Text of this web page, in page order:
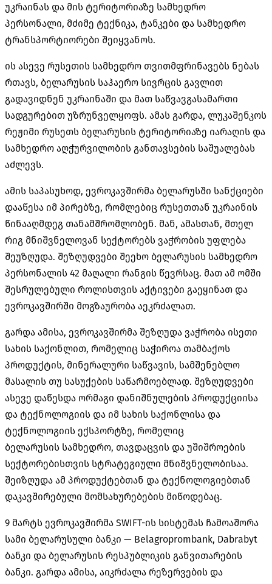
უკრაინას და მის ტერიტორიაზე სამხედრო
პერსონალი, მძიმე ტექნიკა, ტანკები და სამხედრო
ტრანსპორტიორები შეიყვანოს.
ის ასევე რუსეთის სამხედრო თვითმფრინავებს ნებას
რთავს, ბელარუსის საჰაერო სივრცის გავლით
გადავიდნენ უკრაინაში და მათ საწვავგასამართი
სადგურებით უზრუნველყოფს. ამას გარდა, ლუკაშენკოს
რეჟიმი რუსეთს ბელარუსის ტერიტორიაზე იარაღის და
სამხედრო აღჭურვილობის განთავსების საშუალებას
აძლევს.
ამის საპასუხოდ, ევროკავშირმა ბელარუსში სანქციები
დააწესა იმ პირებზე, რომლებიც რუსეთთან უკრაინის
წინააღმდეგ თანამშრომლობენ. მან, ამასთან, მთელ
რიგ მნიშვნელოვან სექტორებს ვაჭრობის უფლება
შეუზღუდა. შეზღუდვები შეეხო ბელარუსის სამხედრო
პერსონალის 42 მაღალი რანგის წევრსაც. მათ ამ ომში
შესრულებული როლისთვის აქტივები გაეყინათ და
ევროკავშირში მოგზაურობა აეკრძალათ.
გარდა ამისა, ევროკავშირმა შეზღუდა ვაჭრობა ისეთი
სახის საქონლით, რომელიც საჭიროა თამბაქოს
პროდუქტის, მინერალური საწვავის, სამშენებლო
მასალის თუ სასუქების საწარმოებლად. შეზღუდვები
ასევე დაწესდა ორმაგი დანიშნულების პროდუქციისა
და ტექნოლოგიის და იმ სახის საქონლისა და
ტექნოლოგიის ექსპორტზე, რომელიც
ბელარუსის სამხედრო, თავდაცვის და უშიშროების
სექტორებისთვის სტრატეგიული მნიშვნელობისაა.
შეიზღუდა ამ პროდუქტებთან და ტექნოლოგიებთან
დაკავშირებული მომსახურებების მიწოდებაც.
9 მარტს ევროკავშირმა SWIFT-ის სისტემას ჩამოაშორა
სამი ბელარუსული ბანკი — Belagroprombank, Dabrabyt
ბანკი და ბელარუსის რესპუბლიკის განვითარების
ბანკი. გარდა ამისა, აიკრძალა რეზერვების და